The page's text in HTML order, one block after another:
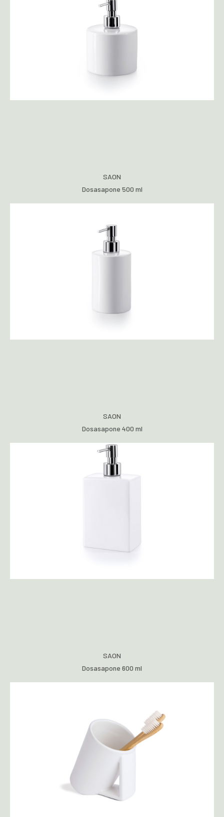
SAON
Dosasapone 500 ml
SAON
Dosasapone 400 ml
SAON
Dosasapone 600 ml